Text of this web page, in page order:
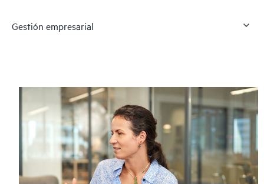
Gestión empresarial